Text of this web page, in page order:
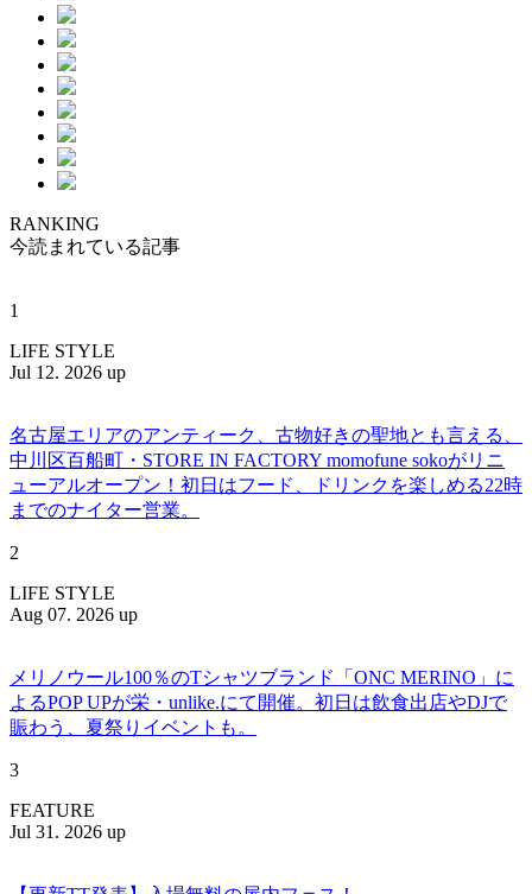
RANKING
今読まれている記事
1
LIFE STYLE
Jul 12. 2026 up
名古屋エリアのアンティーク、古物好きの聖地とも言える、
中川区百船町・STORE IN FACTORY momofune sokoがリニ
ューアルオープン！初日はフード、ドリンクを楽しめる22時
までのナイター営業。
2
LIFE STYLE
Aug 07. 2026 up
メリノウール100％のTシャツブランド「ONC MERINO」に
よるPOP UPが栄・unlike.にて開催。初日は飲食出店やDJで
賑わう、夏祭りイベントも。
3
FEATURE
Jul 31. 2026 up